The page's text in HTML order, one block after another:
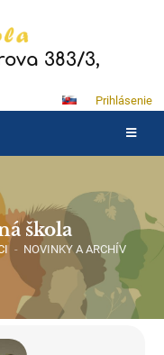
383/3,
Prihlásenie
škola
- NOVINKY A ARCHÍV